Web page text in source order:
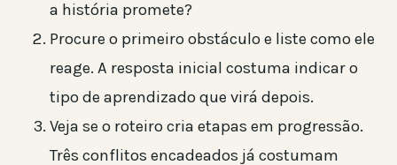
a história promete?
Procure o primeiro obstáculo e liste como ele
reage. A resposta inicial costuma indicar o
tipo de aprendizado que virá depois.
Veja se o roteiro cria etapas em progressão.
Três conflitos encadeados já costumam